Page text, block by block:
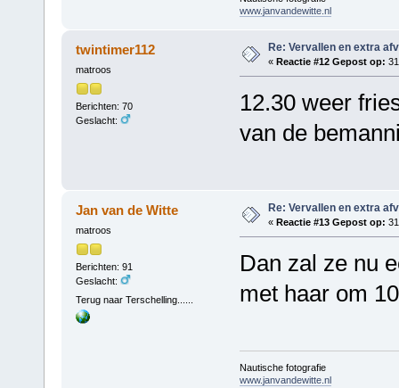
www.janvandewitte.nl
twintimer112
matroos
Berichten: 70
Geslacht:
Re: Vervallen en extra
« Reactie #12 Gepost op:
12.30 weer
van de
Jan van de Witte
matroos
Berichten: 91
Geslacht:
Terug naar Terschelling......
Re: Vervallen en extra
« Reactie #13 Gepost op:
Dan zal ze nu
met haar om
Nautische fotografie
www.janvandewitte.nl